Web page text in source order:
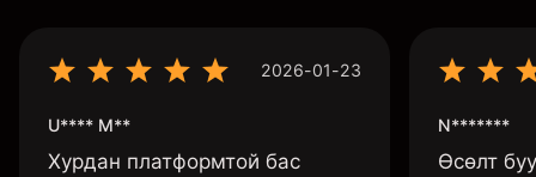
2026-01-23
U**** M**
Хурдан платформтой бас
N*******
Өсөлт